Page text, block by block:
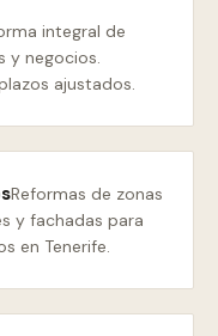
integral de
y negocios.
ajustados.
Reformas de zonas
y fachadas para
en Tenerife.